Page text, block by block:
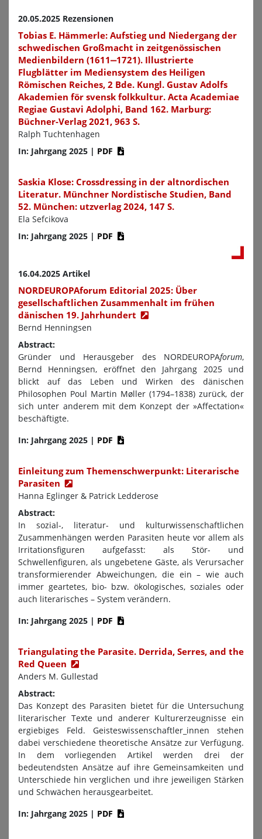
20.05.2025 Rezensionen
Tobias E. Hämmerle: Aufstieg und Niedergang der
schwedischen Großmacht in zeitgenössischen
Medienbildern (1611‒1721). Illustrierte
Flugblätter im Mediensystem des Heiligen
Römischen Reiches, 2 Bde. Kungl. Gustav Adolfs
Akademien för svensk folkkultur. Acta Academiae
Regiae Gustavi Adolphi, Band 162. Marburg:
Büchner-Verlag 2021, 963 S.
Ralph Tuchtenhagen
In: Jahrgang 2025 | PDF
Saskia Klose: Crossdressing in der altnordischen
Literatur. Münchner Nordistische Studien, Band
52. München: utzverlag 2024, 147 S.
Ela Sefcikova
In: Jahrgang 2025 | PDF
16.04.2025 Artikel
NORDEUROPAforum Editorial 2025: Über
gesellschaftlichen Zusammenhalt im frühen
dänischen 19. Jahrhundert
Bernd Henningsen
Abstract:
Gründer und Herausgeber des NORDEUROPAforum,
Bernd Henningsen, eröffnet den Jahrgang 2025 und
blickt auf das Leben und Wirken des dänischen
Philosophen Poul Martin Møller (1794–1838) zurück, der
sich unter anderem mit dem Konzept der »Affectation«
beschäftigte.
In: Jahrgang 2025 | PDF
Einleitung zum Themenschwerpunkt: Literarische
Parasiten
Hanna Eglinger & Patrick Ledderose
Abstract:
In sozial-, literatur- und kulturwissenschaftlichen
Zusammenhängen werden Parasiten heute vor allem als
Irritationsfiguren aufgefasst: als Stör- und
Schwellenfiguren, als ungebetene Gäste, als Verursacher
transformierender Abweichungen, die ein – wie auch
immer geartetes, bio- bzw. ökologisches, soziales oder
auch literarisches – System verändern.
In: Jahrgang 2025 | PDF
Triangulating the Parasite. Derrida, Serres, and the
Red Queen
Anders M. Gullestad
Abstract:
Das Konzept des Parasiten bietet für die Untersuchung
literarischer Texte und anderer Kulturerzeugnisse ein
ergiebiges Feld. Geisteswissenschaftler_innen stehen
dabei verschiedene theoretische Ansätze zur Verfügung.
In dem vorliegenden Artikel werden drei der
bedeutendsten Ansätze auf ihre Gemeinsamkeiten und
Unterschiede hin verglichen und ihre jeweiligen Stärken
und Schwächen herausgearbeitet.
In: Jahrgang 2025 | PDF